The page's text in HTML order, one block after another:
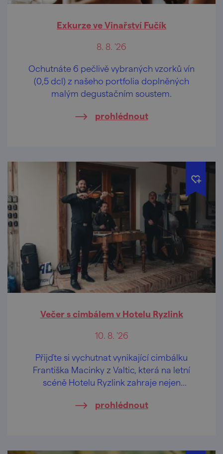
Exkurze ve Vinařství Fučík
8. 8. '26
Ochutnáte 6 pečlivě vybraných vzorků vín
(0,5 dcl) z našeho portfolia doplněných
malým degustačním soustem.
prohlédnout
Večer s cimbálem v Hotelu Ryzlink
10. 8. '26
Přijďte si vychutnat vynikající cimbálku
Františka Macinky z Valtic, která na letní
scéně Hotelu Ryzlink zahraje nejen
prohlédnout